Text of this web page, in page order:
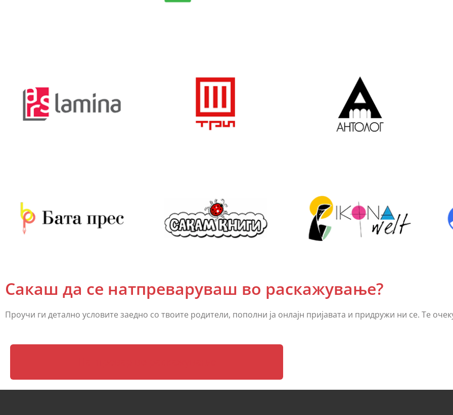
Сакаш да се натпреваруваш во раскажување?
Проучи ги детално условите заедно со твоите родители, пополни ја онлајн пријавата и придружи ни се. Те